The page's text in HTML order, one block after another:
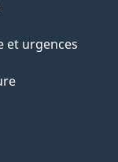
et urgences